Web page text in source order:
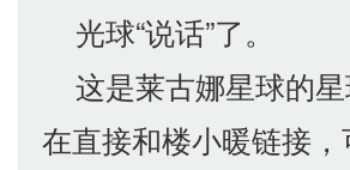
光球“说话”了。
这是莱古娜星球的
在直接和楼小暖链接